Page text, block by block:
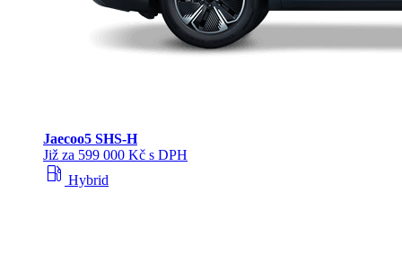
Jaecoo5 SHS-H
Již za 599 000 Kč s DPH
local_gas_station Hybrid